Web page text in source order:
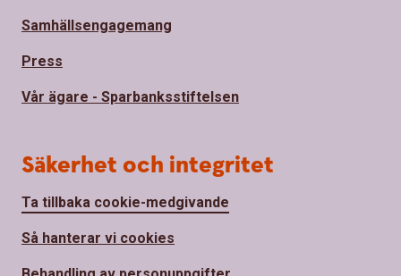
Samhällsengagemang
Press
Vår ägare - Sparbanksstiftelsen
Säkerhet och integritet
Ta tillbaka cookie-medgivande
Så hanterar vi cookies